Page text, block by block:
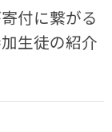
付に繋がる
生徒の紹介